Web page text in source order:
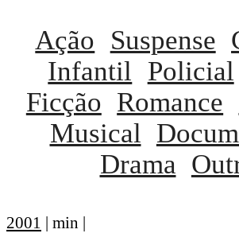
Ação Suspense
Infantil
Policial
Ficção Romance
Musical
Drama
2001 | min |